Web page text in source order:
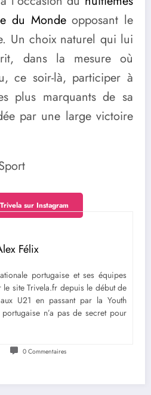
du Mondeopposant le
Un choix naturel qui lui
dans la mesure où
ce soir-là, participer à
plus marquants de sa
par une large victoire
sur Instagram
Félix
portugaise et ses équipes
le site Trivela.fr depuis le début de
U21 en passant par la Youth
n’a pas de secret pour
0 Commentaires